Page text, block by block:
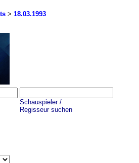
> 18.03.1993
Schauspieler /
Regisseur suchen